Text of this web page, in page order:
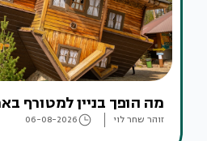
מה הופך בניין למטורף
זוהר שחר לוי 06-08-2026